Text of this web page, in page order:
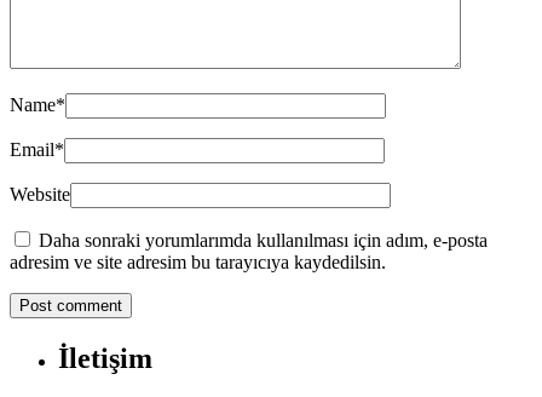
Name*
Email*
Website
Daha sonraki yorumlarımda kullanılması için adım, e-posta
adresim ve site adresim bu tarayıcıya kaydedilsin.
İletişim